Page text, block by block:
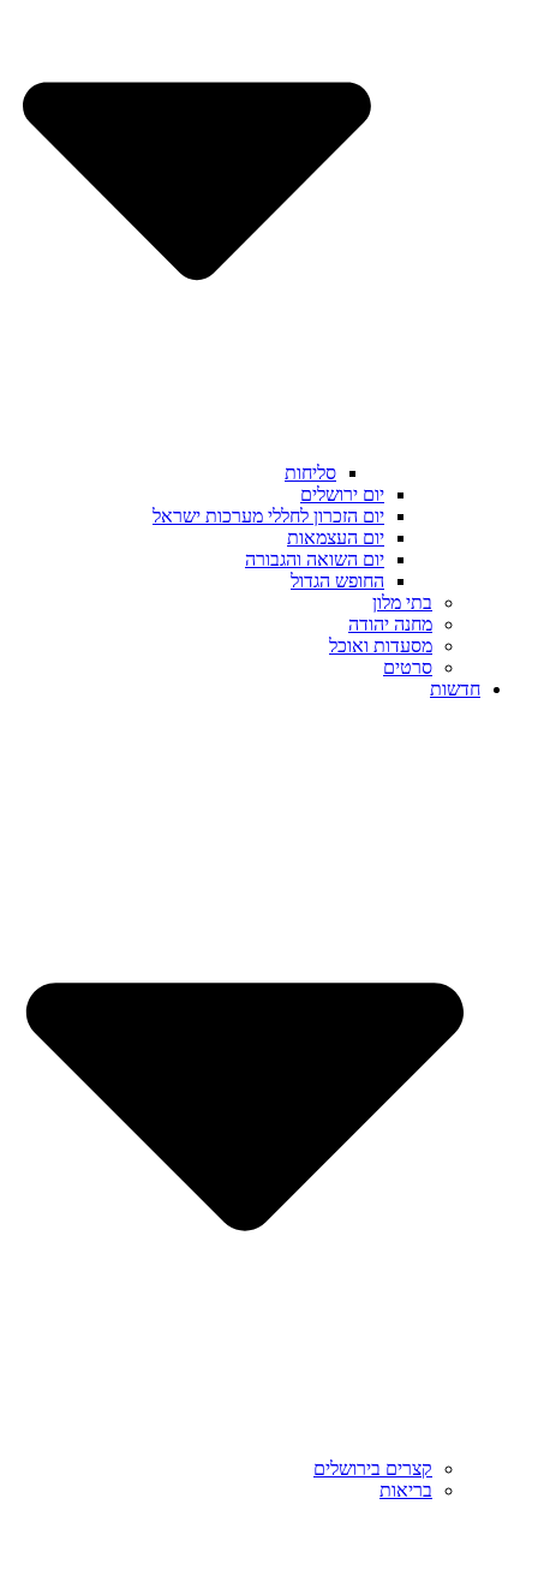
סליחות
יום ירושלים
יום הזכרון לחללי מערכות ישראל
יום העצמאות
יום השואה והגבורה
החופש הגדול
בתי מלון
מחנה יהודה
מסעדות ואוכל
סרטים
חדשות
קצרים בירושלים
בריאות